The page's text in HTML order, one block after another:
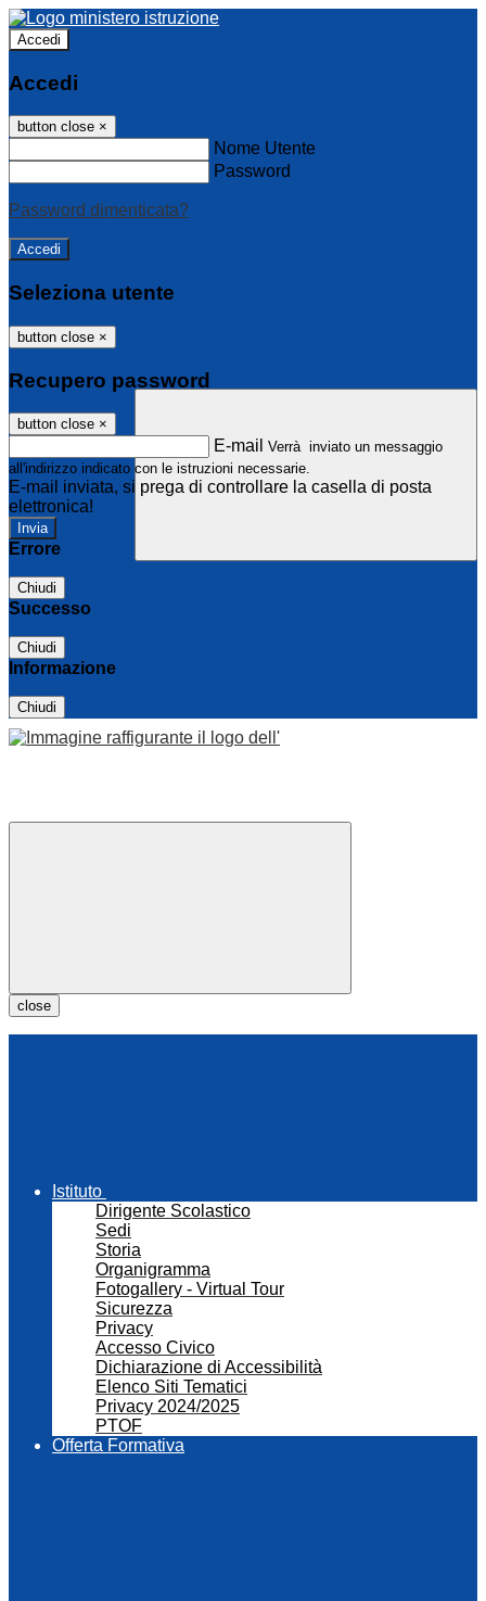
Accedi
Accedi
button close ×
Nome Utente
Password
Password dimenticata?
Seleziona utente
button close ×
Recupero password
button close ×
E-mail Verrà inviato un messaggio
all'indirizzo indicato con le istruzioni necessarie.
E-mail inviata, si prega di controllare la casella di posta
elettronica!
Errore
Chiudi
Successo
Chiudi
Informazione
Chiudi
close
Istituto
Dirigente Scolastico
Sedi
Storia
Organigramma
Fotogallery - Virtual Tour
Sicurezza
Privacy
Accesso Civico
Dichiarazione di Accessibilità
Elenco Siti Tematici
Privacy 2024/2025
PTOF
Offerta Formativa